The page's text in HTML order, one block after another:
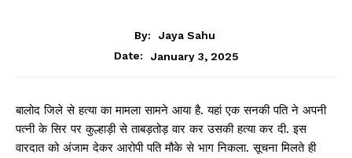
By:
Jaya Sahu
Date:
January 3, 2025
बालोद जिले से हत्या का मामला सामने आया है. यहां एक सनकी पति ने अपनी
पत्नी के सिर पर कुल्हाड़ी से ताबड़तोड़ वार कर उसकी हत्या कर दी. इस
वारदात को अंजाम देकर आरोपी पति मौके से भाग निकला. सूचना मिलते ही